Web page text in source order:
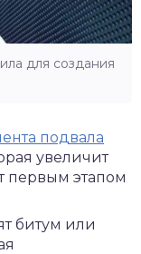
для создания
подвала
увеличит
первым этапом
битум или